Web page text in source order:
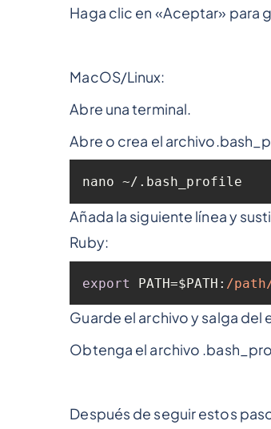
Haga clic en «Aceptar» para
MacOS/Linux:
Abre una terminal.
Abre o crea el
nano ~/.bash_profile
Añada la siguiente línea y
Ruby:
export PATH=$PATH: /
Guarde el archivo y salga
Obtenga el archivo
Después de seguir estos